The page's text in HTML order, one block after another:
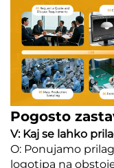
Pogosto
V: Kaj se lahko
O: Ponujamo
logotipa na